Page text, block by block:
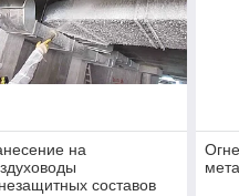
на
составов